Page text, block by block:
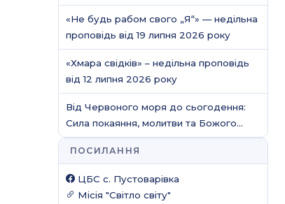
року
«Не будь рабом свого „Я“» — недільна
проповідь від 19 липня 2026 року
«Хмара свідків» – недільна проповідь
від 12 липня 2026 року
Від Червоного моря до сьогодення:
Сила покаяння, молитви та Божого
захисту
ПОСИЛАННЯ
ЦБС c. Пустоварівка
Місія "Світло світу"